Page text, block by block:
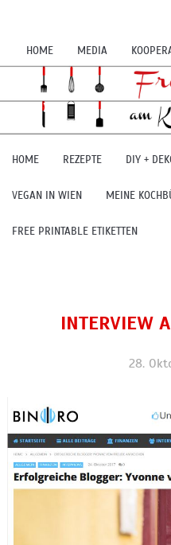
HOME MEDIA
HOME REZEPTE DIY +
VEGAN IN WIEN MEINE
FREE PRINTABLE ETIKETTEN
INTERVIEW
28.